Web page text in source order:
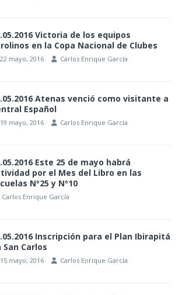
Victoria de los equipos
en la Copa Nacional de Clubes
22 mayo, 2016 Carlos Enrique García
Atenas venció como visitante a
Español
19 mayo, 2016 Carlos Enrique García
Este 25 de mayo habrá
por el Mes del Libro en las
Nº25 y Nº10
Carlos Enrique García
Inscripción para el Plan Ibirapitá
San Carlos
15 mayo, 2016 Carlos Enrique García